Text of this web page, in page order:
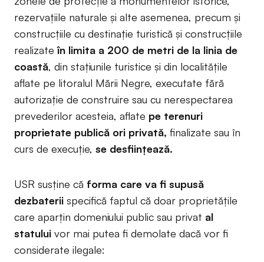
rezervaţiile naturale şi alte asemenea, precum şi
construcţiile cu destinaţie turistică şi construcţiile
realizateîn limita a 200 de metri de la linia de
coastă, din staţiunile turistice şi din localităţile
aflate pe litoralul Mării Negre, executate fără
autorizaţie de construire sau cu nerespectarea
prevederilor acesteia, aflate pe terenuri
proprietate publică ori privată, finalizate sau în
curs de execuţie, se desfiinţează.
USR susține că forma care va fi supusă
dezbaterii specifică faptul că doar proprietățile
care aparțin domeniului public sau privat al
statului vor mai putea fi demolate dacă vor fi
considerate ilegale: